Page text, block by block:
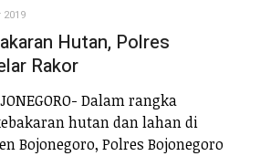
Hutan, Polres
Rakor
Dalam rangka
hutan dan lahan di
Bojonegoro, Polres Bojonegoro